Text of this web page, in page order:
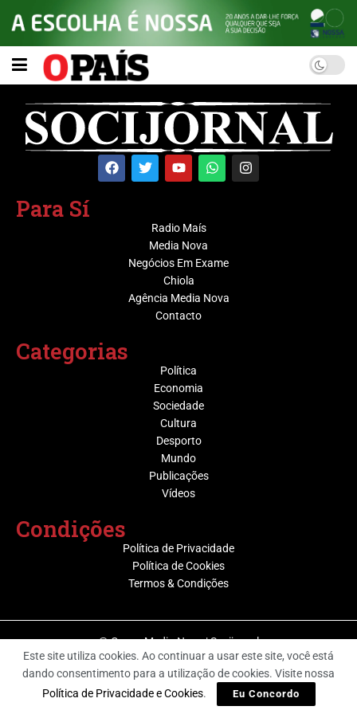
Para Sí
Radio Maís
Media Nova
Negócios Em Exame
Chiola
Agência Media Nova
Contacto
Categorias
Política
Economia
Sociedade
Cultura
Desporto
Mundo
Publicações
Vídeos
Condições
Política de Privacidade
Política de Cookies
Termos & Condições
@ Grupo Media Nova | Socijornal
Este site utiliza cookies. Ao continuar a usar este site, você está
dando consentimento para a utilização de cookies. Visite nossa
Política de Privacidade e Cookies. Eu Concordo